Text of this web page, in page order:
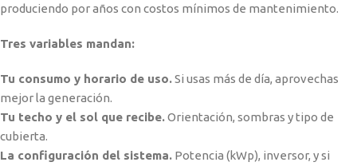
produciendo por años con costos mínimos de mantenimiento.
Tres variables mandan:
Tu consumo y horario de uso.Si usas más de día, aprovechas
mejor la generación.
Tu techo y el sol que recibe.Orientación, sombras y tipo de
cubierta.
La configuración del sistema. Potencia (kWp), inversor, y si